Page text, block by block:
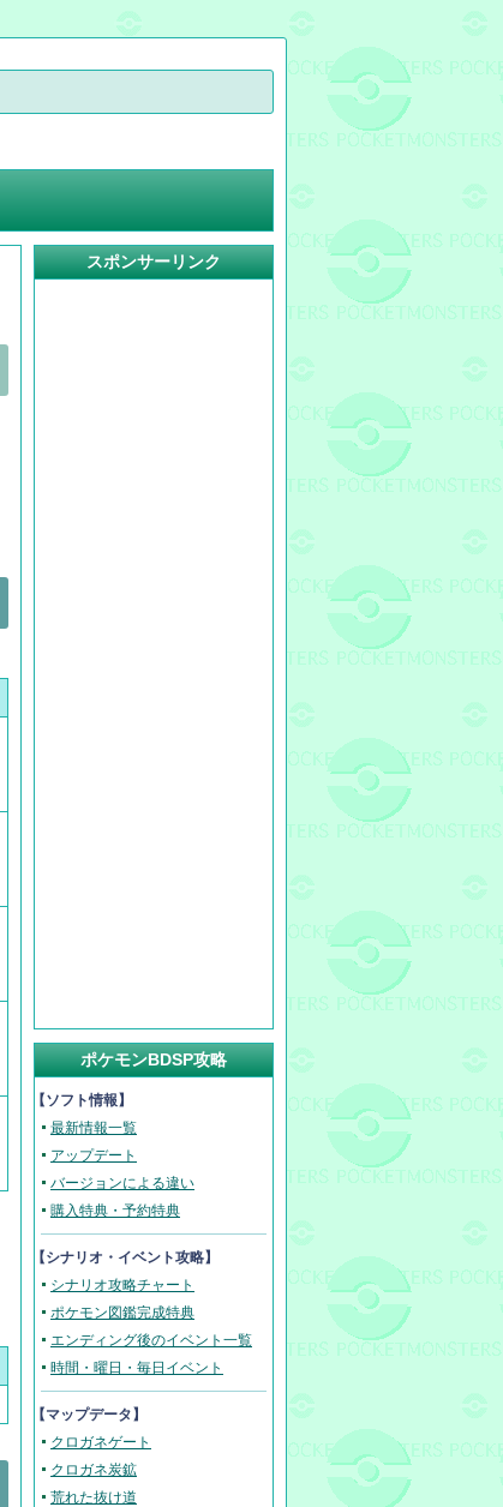
スポンサーリンク
ポケモンBDSP攻略
【ソフト情報】
最新情報一覧
アップデート
バージョンによる違い
購入特典・予約特典
【シナリオ・イベント攻略】
シナリオ攻略チャート
ポケモン図鑑完成特典
エンディング後のイベント一覧
時間・曜日・毎日イベント
【マップデータ】
クロガネゲート
クロガネ炭鉱
荒れた抜け道